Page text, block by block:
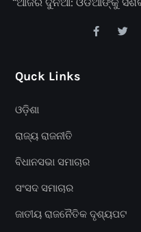
Quck Links
ଓଡ଼ିଶା
ରାଜ୍ୟ ରାଜନୀତି
ବିଧାନସଭା ସମାଚାର
ସଂସଦ ସମାଚାର
ଜାତୀୟ ରାଜନୈତିକ ଦୃଶ୍ୟପଟ